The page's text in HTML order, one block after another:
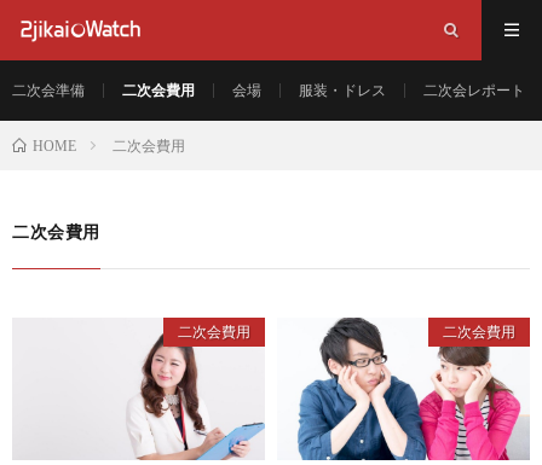
二次会準備 二次会費用 会場 服装・ドレス 二次会レポート
HOME 二次会費用
二次会費用
二次会費用 二次会費用